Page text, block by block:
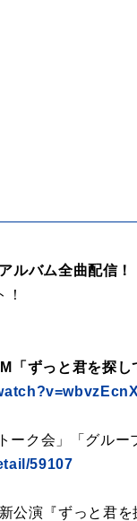
ルバム全曲配信！
ずっと君を探
ク会」「グルー
59107
公演『ずっと君を